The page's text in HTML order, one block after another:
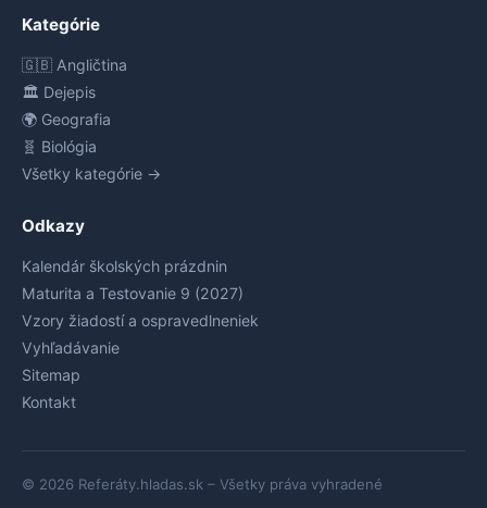
Kategórie
🇬🇧 Angličtina
🏛️ Dejepis
🌍 Geografia
🧬 Biológia
Všetky kategórie →
Odkazy
Kalendár školských prázdnin
Maturita a Testovanie 9 (2027)
Vzory žiadostí a ospravedlneniek
Vyhľadávanie
Sitemap
Kontakt
© 2026 Referáty.hladas.sk – Všetky práva vyhradené